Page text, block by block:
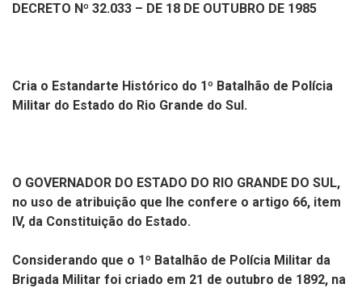
DECRETO Nº 32.033 – DE 18 DE OUTUBRO DE 1985
Cria o Estandarte Histórico do 1º Batalhão de Polícia
Militar do Estado do Rio Grande do Sul.
O GOVERNADOR DO ESTADO DO RIO GRANDE DO SUL,
no uso de atribuição que lhe confere o artigo 66, item
IV, da Constituição do Estado.
Considerando que o 1º Batalhão de Polícia Militar da
Brigada Militar foi criado em 21 de outubro de 1892, na